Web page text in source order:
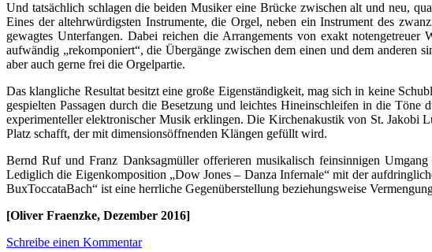
Und tatsächlich schlagen die beiden Musiker eine Brücke zwischen alt und neu,
Eines der altehrwürdigsten Instrumente, die Orgel, neben ein Instrument des
gewagtes Unterfangen. Dabei reichen die Arrangements von exakt
aufwändig „rekomponiert“, die Übergänge zwischen dem einen und dem anderen
aber auch gerne frei die Orgelpartie.
Das klangliche Resultat besitzt eine große Eigenständigkeit, mag sich in keine
gespielten Passagen durch die Besetzung und leichtes Hineinschleifen in die
experimenteller elektronischer Musik erklingen. Die Kirchenakustik von St. Jakobi
Platz schafft, der mit dimensionsöffnenden Klängen gefüllt wird.
Bernd Ruf und Franz Danksagmüller offerieren musikalisch feinsinnigen
Lediglich die Eigenkomposition „Dow Jones – Danza Infernale“ mit der
BuxToccataBach“ ist eine herrliche Gegenüberstellung beziehungsweise
[Oliver Fraenzke, Dezember 2016]
Schreibe einen Kommentar